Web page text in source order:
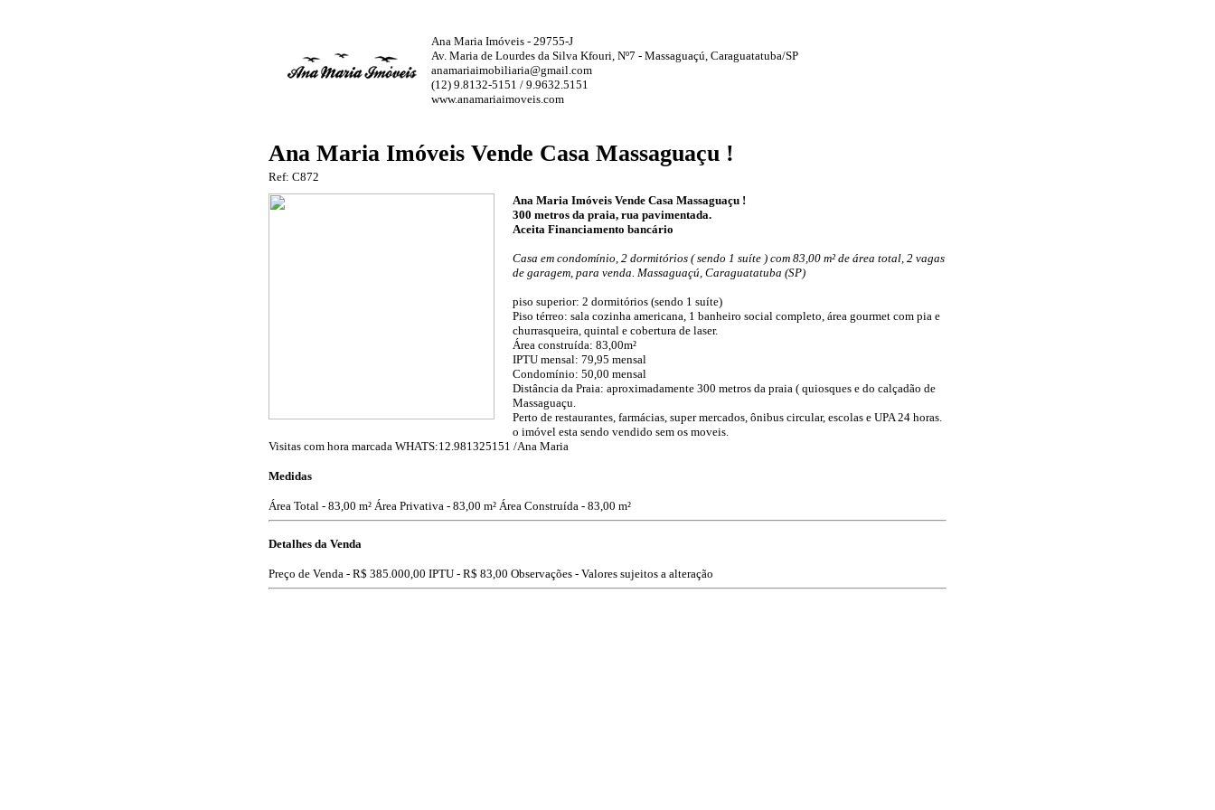
Ana Maria Imóveis - 29755-J
Av. Maria de Lourdes da Silva Kfouri, Nº7 - Massaguaçú, Caraguatatuba/SP
anamariaimobiliaria@gmail.com
(12) 9.8132-5151 / 9.9632.5151
www.anamariaimoveis.com
Ana Maria Imóveis Vende Casa Massaguaçu !
Ref: C872
Ana Maria Imóveis Vende Casa Massaguaçu !
300 metros da praia, rua pavimentada.
Aceita Financiamento bancário
Casa em condomínio, 2 dormitórios ( sendo 1 suíte ) com 83,00 m² de área total, 2 vagas
de garagem, para venda. Massaguaçú, Caraguatatuba (SP)
piso superior: 2 dormitórios (sendo 1 suíte)
Piso térreo: sala cozinha americana, 1 banheiro social completo, área gourmet com pia e
churrasqueira, quintal e cobertura de laser.
Área construída: 83,00m²
IPTU mensal: 79,95 mensal
Condomínio: 50,00 mensal
Distância da Praia: aproximadamente 300 metros da praia ( quiosques e do calçadão de
Massaguaçu.
Perto de restaurantes, farmácias, super mercados, ônibus circular, escolas e UPA 24 horas.
o imóvel esta sendo vendido sem os moveis.
Visitas com hora marcada WHATS:12.981325151 /Ana Maria
Medidas
Área Total - 83,00 m² Área Privativa - 83,00 m² Área Construída - 83,00 m²
Detalhes da Venda
Preço de Venda - R$ 385.000,00 IPTU - R$ 83,00 Observações - Valores sujeitos a alteração